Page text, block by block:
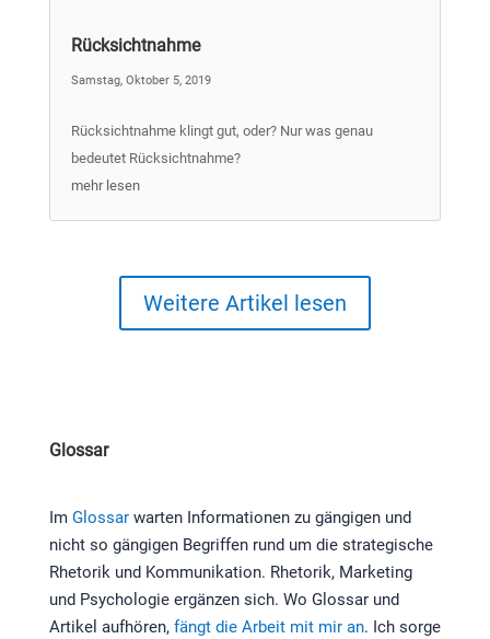
Rücksichtnahme
Samstag, Oktober 5, 2019
Rücksichtnahme klingt gut, oder? Nur was genau
bedeutet Rücksichtnahme?
mehr lesen
Weitere Artikel lesen
Glossar
Im Glossarwarten Informationen zu gängigen und
nicht so gängigen Begriffen rund um die strategische
Rhetorik und Kommunikation. Rhetorik, Marketing
und Psychologie ergänzen sich. Wo Glossar und
Artikel aufhören, fängt die Arbeit mit mir an. Ich sorge